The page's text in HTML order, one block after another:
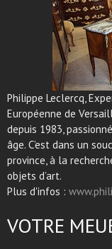
Philippe Leclercq,
Européenne de
depuis 1983,
âge. C’est dans un
province, à la
objets d’art.
Plus d'infos :
VOTRE